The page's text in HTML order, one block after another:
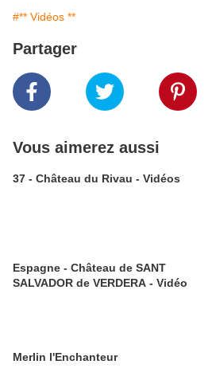
#** Vidéos **
Partager
Vous aimerez aussi
37 - Château du Rivau - Vidéos
Espagne - Château de SANT
SALVADOR de VERDERA - Vidéo
Merlin l'Enchanteur